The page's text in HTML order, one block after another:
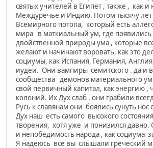
святых учителей в Египет , также , как и
Междуречье и Индию. Потом тысячу лет
Всемирного потопа, который есть
мира в маткиальный ум, где
двойственной природы ума , которые
желают и начинают воровать, как это
социумы, как Испания, Германия,
иудеи. Они вампиры семитского . да и
сообщества демонов материального
свой первичный капитал, как энергию ,
колоний. Их Дух слаб . они грабили
Русь к славянам они боялись сунуть
Дух наш есть самого высокого
творения, хотя уже и понизился давно.
и непобедимость народа , как социума
Я надеюсь все вы слышали греческий